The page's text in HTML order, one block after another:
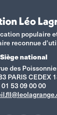
Léo
populaire
reconnue
Siège national
des
PARIS CEDEX
01 53 09 00 00